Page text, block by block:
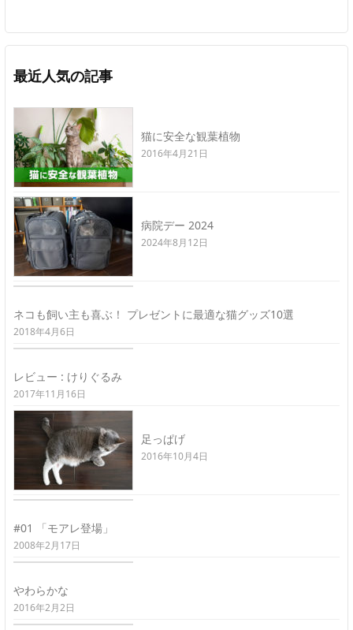
最近人気の記事
猫に安全な観葉植物
2016年4月21日
病院デー 2024
2024年8月12日
ネコも飼い主も喜ぶ！ プレゼントに最適な猫グッズ10選
2018年4月6日
レビュー : けりぐるみ
2017年11月16日
足っぱげ
2016年10月4日
#01 「モアレ登場」
2008年2月17日
やわらかな
2016年2月2日